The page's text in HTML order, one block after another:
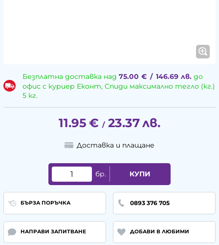
Безплатна доставка над 75.00 € / 146.69 лв.до
офис с куриер Еконт, Спиди максимално тегло (кг.)
5 кг.
11.95 € / 23.37лв.
Доставка и плащане
бр. КУПИ
БЪРЗА ПОРЪЧКА 0893 376 705
НАПРАВИ ЗАПИТВАНЕ ДОБАВИ В ЛЮБИМИ